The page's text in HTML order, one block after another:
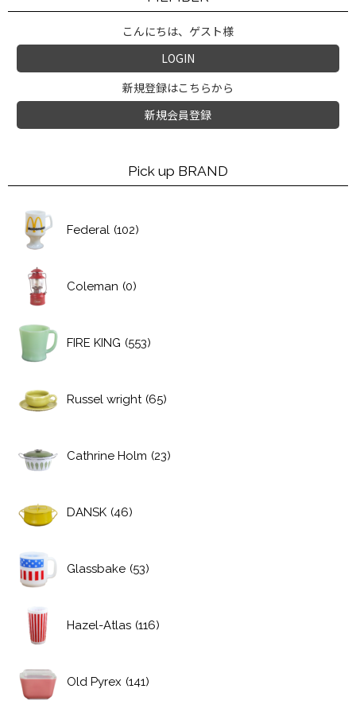
こんにちは、ゲスト様
LOGIN
新規登録はこちらから
新規会員登録
Pick up BRAND
Federal (102)
Coleman (0)
FIRE KING (553)
Russel wright (65)
Cathrine Holm (23)
DANSK (46)
Glassbake (53)
Hazel-Atlas (116)
Old Pyrex (141)